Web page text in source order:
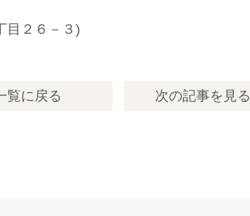
目２６－３)
覧に戻る 次の記事を見る